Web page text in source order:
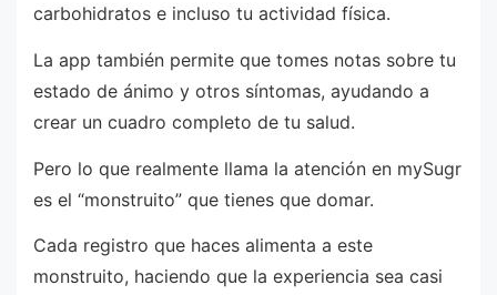
carbohidratos e incluso tu actividad física.
La app también permite que tomes notas sobre tu
estado de ánimo y otros síntomas, ayudando a
crear un cuadro completo de tu salud.
Pero lo que realmente llama la atención en mySugr
es el “monstruito” que tienes que domar.
Cada registro que haces alimenta a este
monstruito, haciendo que la experiencia sea casi